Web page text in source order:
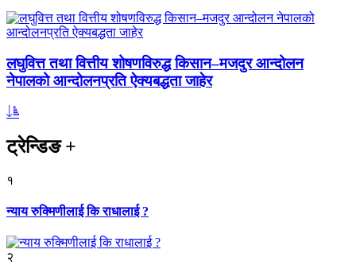
लघुवित्त तथा वित्तीय शोषणविरुद्ध किसान–मजदुर आन्दोलन
नेपालको आन्दोलनप्रति ऐक्यबद्धता जाहेर
ट्रेन्डिङ+
१
न्याय रुक्मिणीलाई कि राधालाई ?
२